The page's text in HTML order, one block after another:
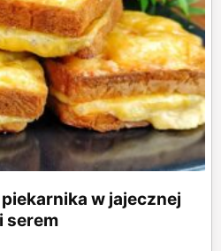
w jajecznej
serem